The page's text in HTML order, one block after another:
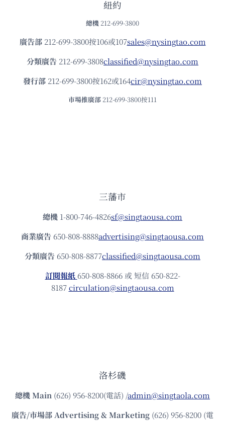
紐約
總機 212-699-3800
廣告部212-699-3800按106或107sales@nysingtao.com
分類廣告 212-699-3808classified@nysingtao.com
發⾏部 212-699-3800按162或164cir@nysingtao.com
市場推廣部 212-699-3800按111
三藩市
總機 1-800-746-4826sf@singtaousa.com
商業廣告 650-808-8888advertising@singtaousa.com
分類廣告 650-808-8877classified@singtaousa.com
訂閱報紙 650-808-8866 或 短信 650-822-
8187circulation@singtaousa.com
洛杉磯
總機Main (626) 956-8200(電話) /admin@singtaola.com
廣告/市場部Advertising & Marketing (626) 956-8200 (電